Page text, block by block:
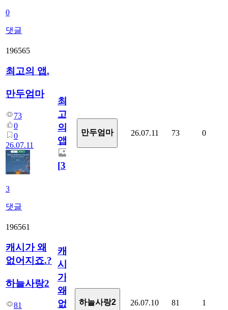
0
댓글
196565
최고의 앱.
만두엄마
73
0
0
26.07.11
3
댓글
최
고
의
앱.
[3]
만두엄마 26.07.11 73 0
196561
캐시가 왜
없어지죠.?
하늘사랑2
81
캐
시
가
왜
없
하늘사랑2 26.07.10 81 1